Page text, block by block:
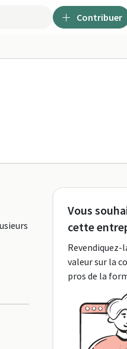
Contribuer
Vous
cette
valeur sur la
pros de la